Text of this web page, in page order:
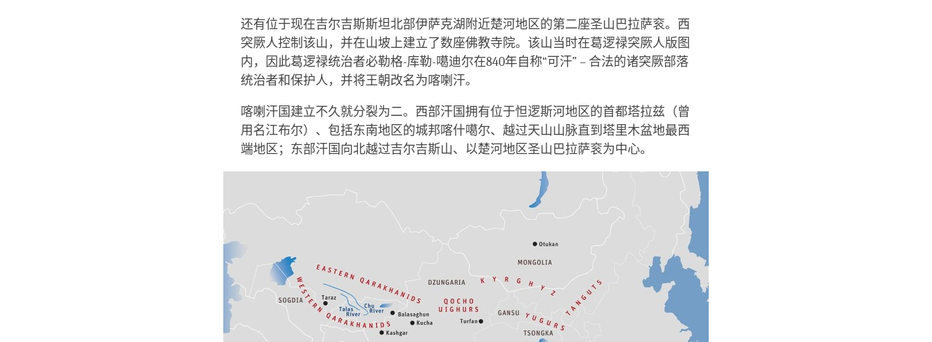
还有位于现在吉尔吉斯斯坦北部伊萨克湖附近楚河地区的第二座圣山巴拉萨衮。西
突厥人控制该山，并在山坡上建立了数座佛教寺院。该山当时在葛逻禄突厥人版图
内，因此葛逻禄统治者必勒格-库勒-噶迪尔在840年自称“可汗” – 合法的诸突厥部落
统治者和保护人，并将王朝改名为喀喇汗。
喀喇汗国建立不久就分裂为二。西部汗国拥有位于怛逻斯河地区的首都塔拉兹（曾
用名江布尔）、包括东南地区的城邦喀什噶尔、越过天山山脉直到塔里木盆地最西
端地区；东部汗国向北越过吉尔吉斯山、以楚河地区圣山巴拉萨衮为中心。